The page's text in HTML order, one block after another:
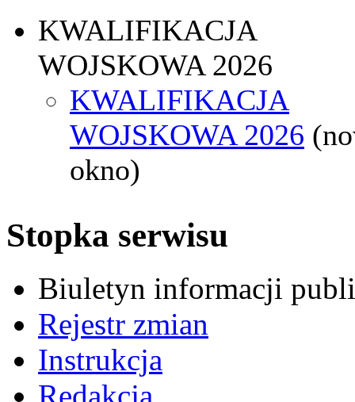
KWALIFIKACJA
WOJSKOWA 2026
KWALIFIKACJA
WOJSKOWA 2026
okno)
Stopka serwisu
Biuletyn informacji
Rejestr zmian
Instrukcja
Redakcja